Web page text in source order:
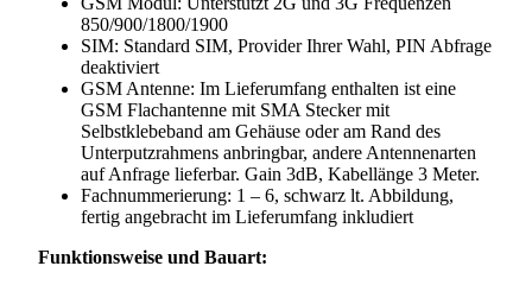
850/900/1800/1900
SIM: Standard SIM, Provider Ihrer Wahl, PIN Abfrage
deaktiviert
GSM Antenne: Im Lieferumfang enthalten ist eine
GSM Flachantenne mit SMA Stecker mit
Selbstklebeband am Gehäuse oder am Rand des
Unterputzrahmens anbringbar, andere Antennenarten
auf Anfrage lieferbar. Gain 3dB, Kabellänge 3 Meter.
Fachnummerierung: 1 – 6, schwarz lt. Abbildung,
fertig angebracht im Lieferumfang inkludiert
Funktionsweise und Bauart: